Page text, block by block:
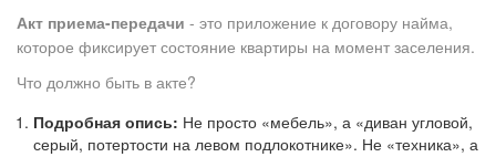
Акт приема-передачи - это приложение к договору найма,
которое фиксирует состояние квартиры на момент заселения.
Что должно быть в акте?
Подробная опись: Не просто «мебель», а «диван угловой,
серый, потертости на левом подлокотнике». Не «техника», а